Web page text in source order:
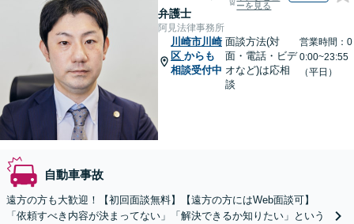
弁護士
ーを見る
阿見法律事務所
川崎市川崎
区 からも
相談受付中
面談方法(対
面・電話・ビデ
オなど)は応相
談
営業時間：0
0:00~23:55
（平日）
自動車事故
遠方の方も大歓迎！【初回面談無料】【遠方の方にはWeb面談可】
「依頼すべき内容が決まってない」「解決できるか知りたい」という